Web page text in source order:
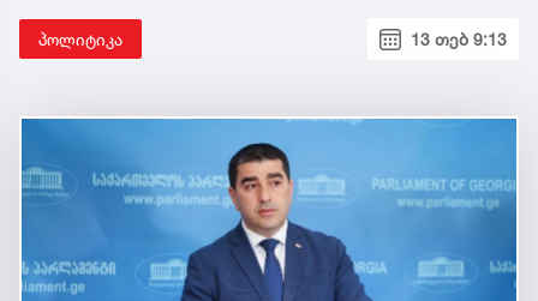
პოლიტიკა 13 თებ 9:13